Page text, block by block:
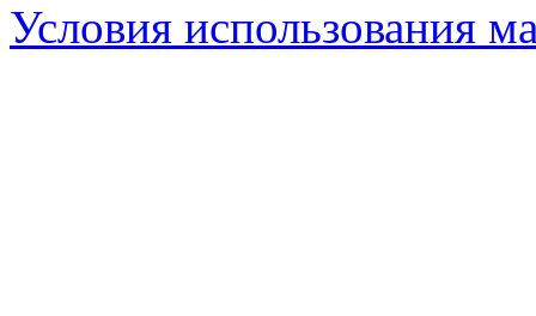
Условия использования